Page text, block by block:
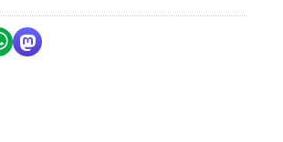
Bluesky
op LinkedIn
via WhatsApp
Delen via Mastodon